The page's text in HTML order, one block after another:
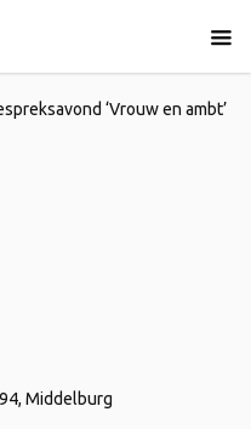
‘Vrouw en ambt’
Middelburg